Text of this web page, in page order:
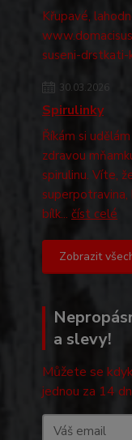
Křupavé,
suseni-drstkati-
30.03.2026
Spirulinky
Říkám si
zdravou
spirulinu. Víte,
bílk... číst celé
Zobrazit
a slevy!
Můžete se
jednou za 14